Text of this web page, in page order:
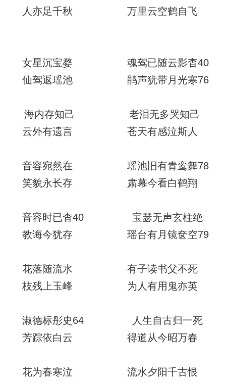
人亦足千秋 万里云空鹤自飞
女星沉宝婺 魂驾已随云影杳40
仙驾返瑶池 鹃声犹带月光寒76
海内存知己 老泪无多哭知己
云外有遗言 苍天有感泣斯人
音容宛然在 瑶池旧有青鸾舞78
笑貌永长存 肃幕今看白鹤翔
音容时已杳40 宝瑟无声玄柱绝
教诲今犹存 瑶台有月镜奁空79
花落随流水 有子读书父不死
枝残上玉峰 为人有用鬼亦英
淑德标彤史64 人生自古归一死
芳踪依白云 得道从今昭万春
花为春寒泣 流水夕阳千古恨